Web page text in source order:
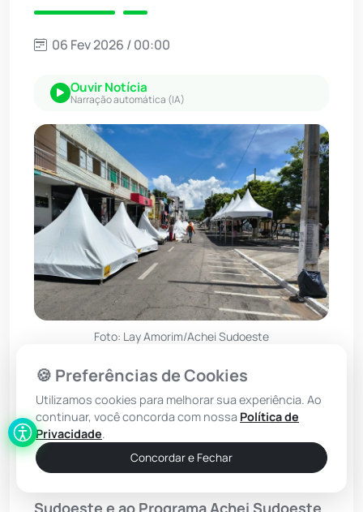
06 Fev 2026 / 00:00
Ouvir Notícia
Narração automática (IA)
Foto: Lay Amorim/Achei Sudoeste
Nesta quarta-feira (04), o Tenente
Coronel Ronivaldo Pontes tomou posse
como novo comandante do 24º Batalhão
de
Polícia Militar(BPM), com sede em
🍪 Preferências de Cookies
Utilizamos cookies para melhorar sua experiência. Ao
continuar, você concorda com nossa Política de
Privacidade.
Concordar e Fechar